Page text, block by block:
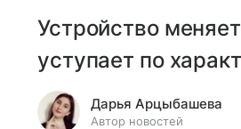
Устройство
уступает по
Дарья Арцыбашева
Автор новостей